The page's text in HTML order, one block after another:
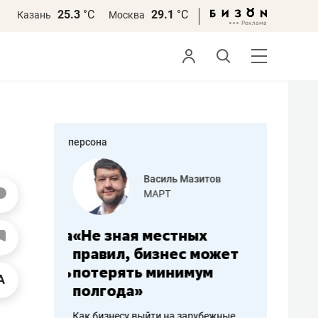
Казань 25.3 °С Москва 29.1 °С
персона
работа
Василь Мазитов
МАРТ
«Не зная местных
правил, бизнес может
потерять минимум
полгода»